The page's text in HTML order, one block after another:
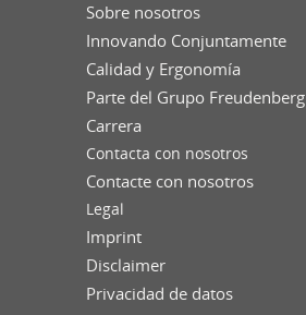
Sobre nosotros
Innovando Conjuntamente
Calidad y Ergonomía
Parte del Grupo Freudenberg
Carrera
Contacta con nosotros
Contacte con nosotros
Legal
Imprint
Disclaimer
Privacidad de datos